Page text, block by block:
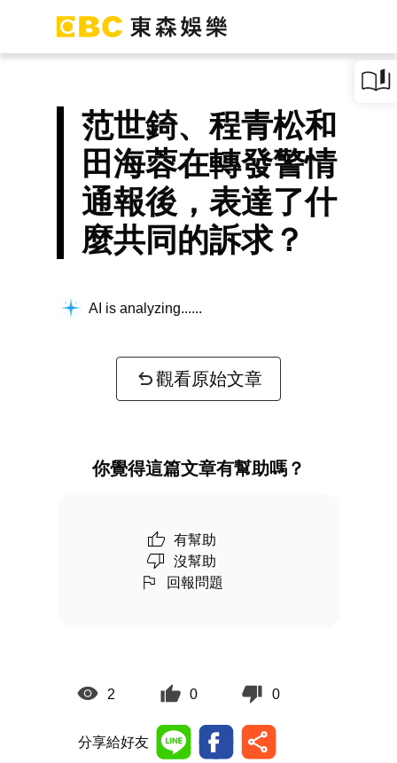
范世錡、程青松和
田海蓉在轉發警情
通報後，表達了什
麼共同的訴求？
AI is analyzing...
觀看原始文章
你覺得這篇文章有幫助嗎？
有幫助
沒幫助
回報問題
2 0 0
分享給好友